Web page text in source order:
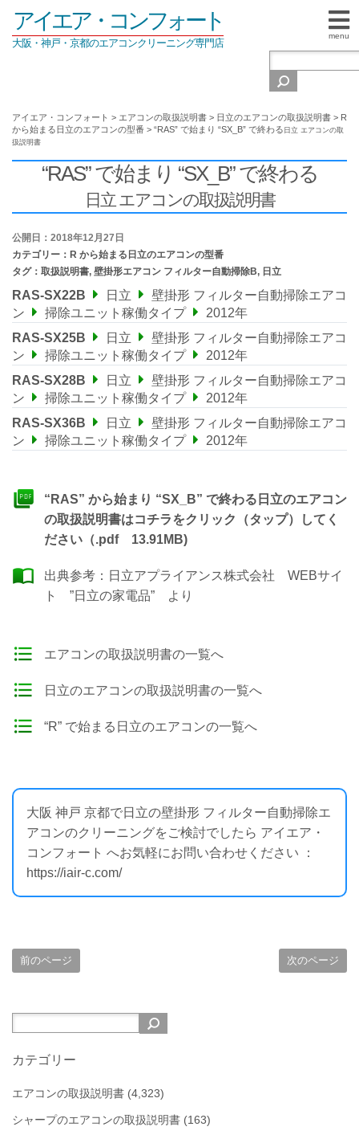
menu
アイエア・コンフォート
大阪・神戸・京都のエアコンクリーニング専門店
アイエア・コンフォート > エアコンの取扱説明書 > 日立のエアコンの取扱説明書 > R
から始まる日立のエアコンの型番 > “RAS” で始まり “SX_B” で終わる 日立 エアコンの取
扱説明書
“RAS” で始まり “SX_B” で終わる
日立 エアコンの取扱説明書
公開日：2018年12月27日
カテゴリー： R から始まる日立のエアコンの型番
タグ： 取扱説明書, 壁掛形エアコン フィルター自動掃除B, 日立
RAS-SX22B 日立
壁掛形 フィルター自動掃除エアコ
ン
掃除ユニット稼働タイプ
2012年
RAS-SX25B
日立
壁掛形 フィルター自動掃除エアコ
ン
掃除ユニット稼働タイプ
2012年
RAS-SX28B
日立
壁掛形 フィルター自動掃除エアコ
ン
掃除ユニット稼働タイプ
2012年
RAS-SX36B
日立
壁掛形 フィルター自動掃除エアコ
ン
掃除ユニット稼働タイプ 2012年
“RAS” から始まり “SX_B” で終わる日立のエアコン
の取扱説明書はコチラをクリック（タップ）してく
ださい（.pdf 13.91MB)
出典参考： 日立アプライアンス株式会社 WEBサイ
ト ”日立の家電品” より
エアコンの取扱説明書の一覧へ
日立のエアコンの取扱説明書の一覧へ
“R” で始まる日立のエアコンの一覧へ
大阪 神戸 京都で日立の壁掛形 フィルター自動掃除エ
アコンのクリーニングをご検討でしたら アイエア・
コンフォート へお気軽にお問い合わせください ：
https://iair-c.com/
前のページ 次のページ
カテゴリー
エアコンの取扱説明書 (4,323)
シャープのエアコンの取扱説明書 (163)